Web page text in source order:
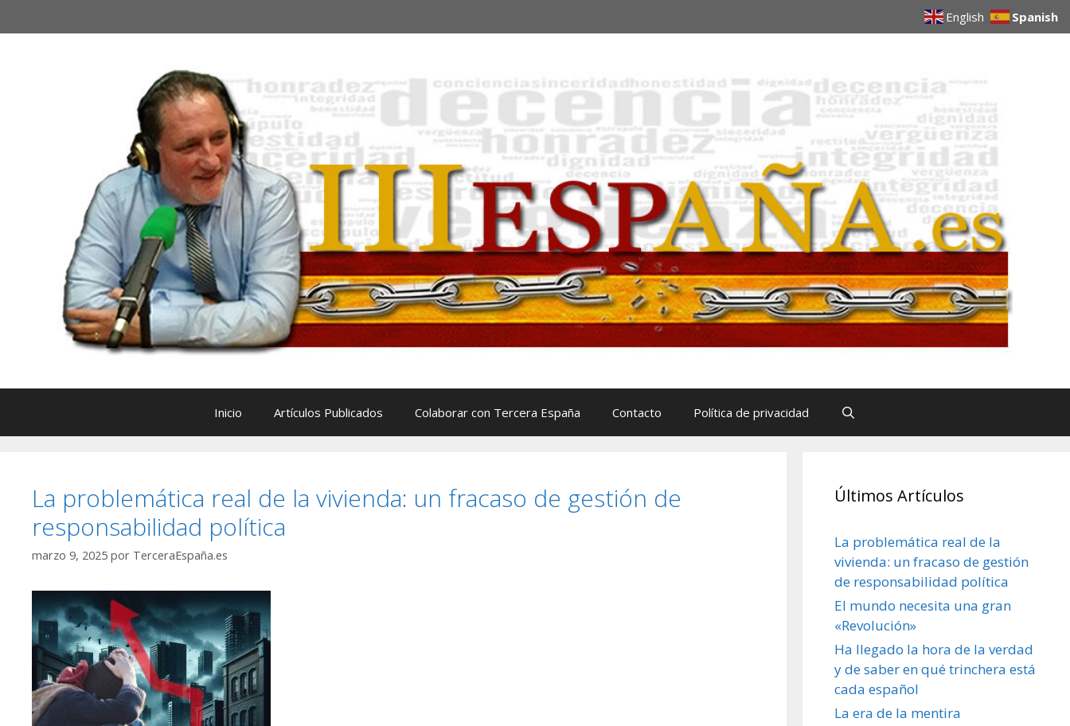
English Spanish
Inicio Artículos Publicados Colaborar con Tercera España Contacto Política de privacidad
La problemática real de la vivienda: un fracaso de gestión de
responsabilidad política
marzo 9, 2025 por TerceraEspaña.es
Últimos Artículos
La problemática real de la
vivienda: un fracaso de gestión
de responsabilidad política
El mundo necesita una gran
«Revolución»
Ha llegado la hora de la verdad
y de saber en qué trinchera está
cada español
La era de la mentira